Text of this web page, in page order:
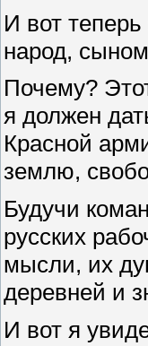
И вот
народ,
Почему?
я должен
Красной
землю,
Будучи
русских
мысли, их
деревней и
И вот я